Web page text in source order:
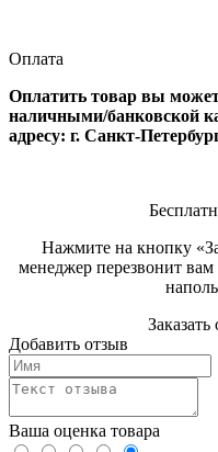
Оплата
Оплатить товар вы
наличными/банковской
адресу: г. Санкт-
Нажмите на кнопку
менеджер перезвонит
Добавить отзыв
Ваша оценка товара